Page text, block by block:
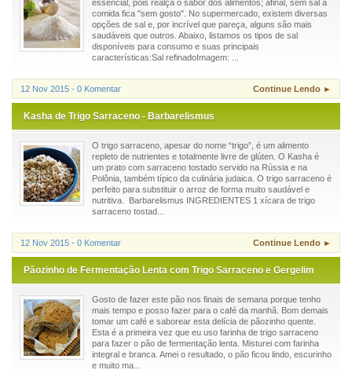
essencial, pois realça o sabor dos alimentos; afinal, sem sal a
comida fica "sem gosto". No supermercado, existem diversas
opções de sal e, por incrível que pareça, alguns são mais
saudáveis que outros. Abaixo, listamos os tipos de sal
disponíveis para consumo e suas principais
características:Sal refinadoImagem: ...
12 Nov 2015 - 0 Komentar Continue Lendo ►
Kasha de Trigo Sarraceno - Barbarelismus
O trigo sarraceno, apesar do nome “trigo”, é um alimento
repleto de nutrientes e totalmente livre de glúten. O Kasha é
um prato com sarraceno tostado servido na Rússia e na
Polônia, também típico da culinária judaica. O trigo sarraceno é
perfeito para substituir o arroz de forma muito saudável e
nutritiva. Barbarelismus INGREDIENTES 1 xícara de trigo
sarraceno tostad...
12 Nov 2015 - 0 Komentar Continue Lendo ►
Pãozinho de Fermentação Lenta com Trigo Sarraceno e Gergelim
Gosto de fazer este pão nos finais de semana porque tenho
mais tempo e posso fazer para o café da manhã. Bom demais
tomar um café e saborear esta delícia de pãozinho quente.
Esta é a primeira vez que eu uso farinha de trigo sarraceno
para fazer o pão de fermentação lenta. Misturei com farinha
integral e branca. Amei o resultado, o pão ficou lindo, escurinho
e muito ma...